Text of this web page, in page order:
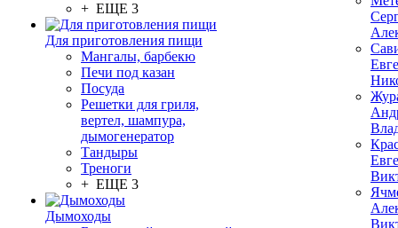
+ ЕЩЕ 3
Для приготовления пищи
Мангалы, барбекю
Печи под казан
Посуда
Решетки для гриля,
вертел, шампура,
дымогенератор
Тандыры
Треноги
+ ЕЩЕ 3
Дымоходы